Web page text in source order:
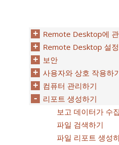
Remote Desktop에
Remote Desktop 설
보안
사용자와 상호 작용하
컴퓨터 관리하기
리포트 생성하기
보고 데이터가 수
파일 검색하기
파일 리포트 생성